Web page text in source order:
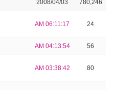
2008/04/03 780,246
AM 06:11:17 24
AM 04:13:54 56
AM 03:38:42 80